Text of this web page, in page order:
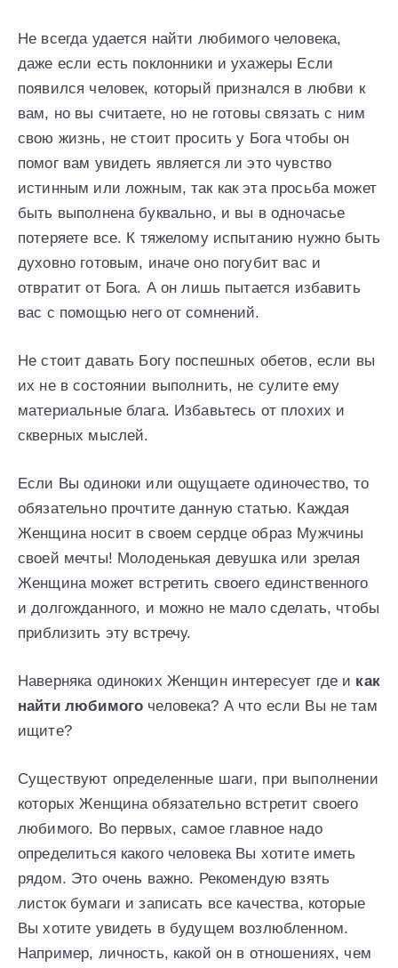
Не всегда удается найти любимого человека,
даже если есть поклонники и ухажеры Если
появился человек, который признался в любви к
вам, но вы считаете, но не готовы связать с ним
свою жизнь, не стоит просить у Бога чтобы он
помог вам увидеть является ли это чувство
истинным или ложным, так как эта просьба может
быть выполнена буквально, и вы в одночасье
потеряете все. К тяжелому испытанию нужно быть
духовно готовым, иначе оно погубит вас и
отвратит от Бога. А он лишь пытается избавить
вас с помощью него от сомнений.
Не стоит давать Богу поспешных обетов, если вы
их не в состоянии выполнить, не сулите ему
материальные блага. Избавьтесь от плохих и
скверных мыслей.
Если Вы одиноки или ощущаете одиночество, то
обязательно прочтите данную статью. Каждая
Женщина носит в своем сердце образ Мужчины
своей мечты! Молоденькая девушка или зрелая
Женщина может встретить своего единственного
и долгожданного, и можно не мало сделать, чтобы
приблизить эту встречу.
Наверняка одиноких Женщин интересует где и как
найти любимого человека? А что если Вы не там
ищите?
Существуют определенные шаги, при выполнении
которых Женщина обязательно встретит своего
любимого. Во первых, самое главное надо
определиться какого человека Вы хотите иметь
рядом. Это очень важно. Рекомендую взять
листок бумаги и записать все качества, которые
Вы хотите увидеть в будущем возлюбленном.
Например, личность, какой он в отношениях, чем